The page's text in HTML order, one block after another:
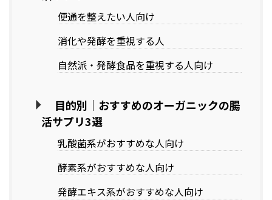
便通を整えたい人向け
消化や発酵を重視する人
自然派・発酵食品を重視する人向け
目的別｜おすすめのオーガニックの腸
活サプリ3選
乳酸菌系がおすすめな人向け
酵素系がおすすめな人向け
発酵エキス系がおすすめな人向け